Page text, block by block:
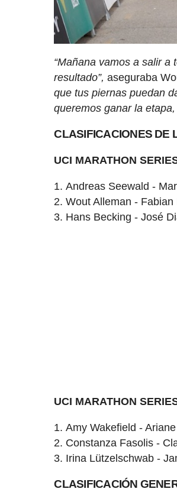
“Mañana vamos a salir
resultado”, aseguraba
que tus piernas puedan
queremos ganar la
CLASIFICACIONES DE
UCI MARATHON
Andreas Seewald -
Wout Alleman -
Hans Becking - José
UCI MARATHON
Amy Wakefield -
Constanza Fasolis -
Irina Lützelschwab -
CLASIFICACIÓN